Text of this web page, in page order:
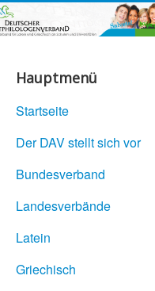
Hauptmenü
Startseite
Der DAV stellt sich vor
Bundesverband
Landesverbände
Latein
Griechisch